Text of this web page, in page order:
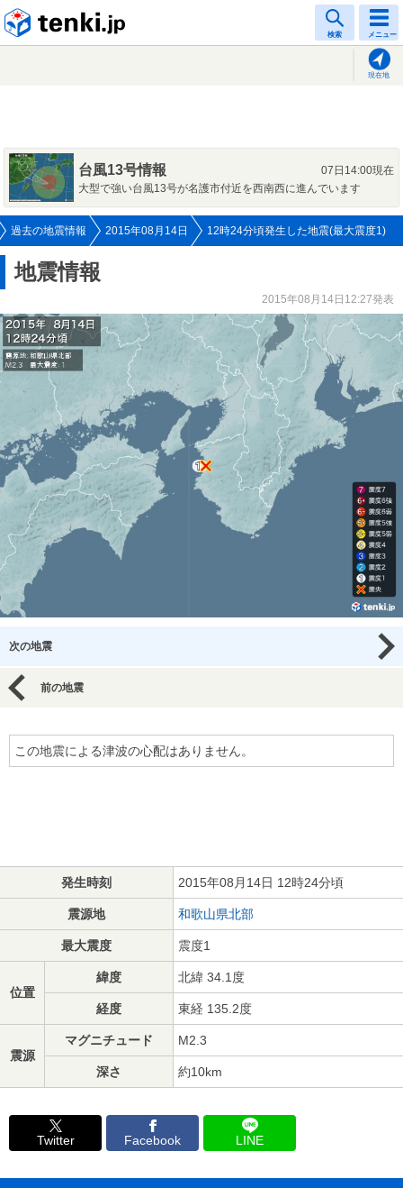
検索 メニュー
現在地
台風13号情報
07日14:00現在
大型で強い台風13号が名護市付近を西南西に進んでいます
過去の地震情報 2015年08月14日 12時24分頃発生した地震(最大震度1)
地震情報
2015年08月14日12:27発表
次の地震
前の地震
この地震による津波の心配はありません。
発生時刻 2015年08月14日 12時24分頃
震源地 和歌山県北部
最大震度 震度1
位置
緯度 北緯 34.1度
経度 東経 135.2度
震源
マグニチュード M2.3
深さ 約10km
Twitter Facebook LINE